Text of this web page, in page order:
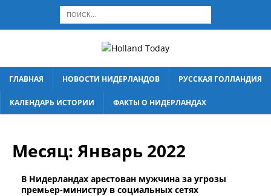
ГЛАВНАЯ НОВОСТИ НИДЕРЛАНДОВ РУССКАЯ ГОЛЛАНДИЯ
КАЛЕНДАРЬ ИСТОРИИ ФАКТЫ О НИДЕРЛАНДАХ
Месяц: Январь 2022
В Нидерландах арестован мужчина за угрозы
премьер-министру в социальных сетях